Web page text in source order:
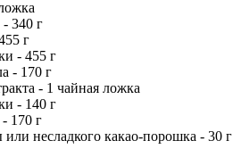
- 340 г
г
- 455 г
- 170 г
- 1 чайная ложка
- 140 г
170 г
несладкого какао-порошка - 30 г